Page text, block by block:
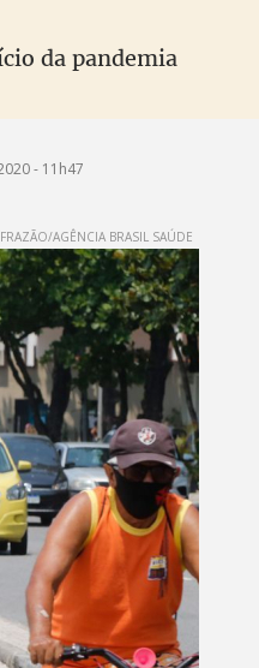
da pandemia
- 11h47
AGÊNCIA BRASIL SAÚDE